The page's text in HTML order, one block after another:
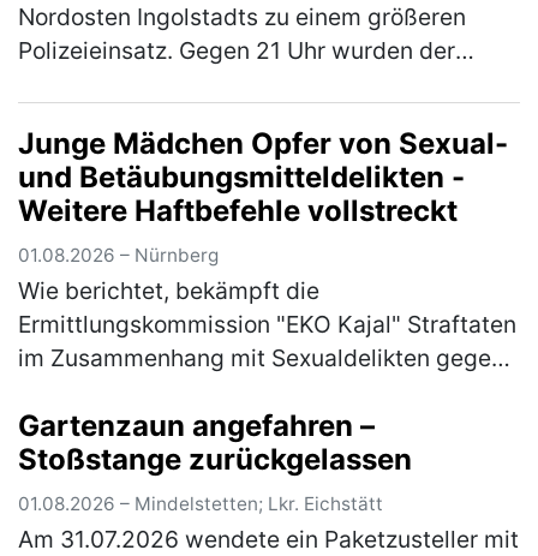
Nordosten Ingolstadts zu einem größeren
Polizeieinsatz. Gegen 21 Uhr wurden der
Goethestraß…(mehr)
Junge Mädchen Opfer von Sexual-
und Betäubungsmitteldelikten -
Weitere Haftbefehle vollstreckt
01.08.2026 – Nürnberg
Wie berichtet, bekämpft die
Ermittlungskommission "EKO Kajal" Straftaten
im Zusammenhang mit Sexualdelikten gegen
von Betäubungsmitteln und Medikamenten an
Mi…(mehr)
Gartenzaun angefahren –
Stoßstange zurückgelassen
01.08.2026 – Mindelstetten; Lkr. Eichstätt
Am 31.07.2026 wendete ein Paketzusteller mit